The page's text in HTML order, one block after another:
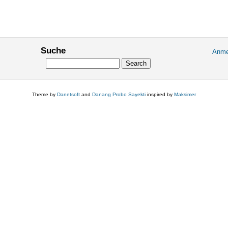
Suche
menu
Theme by Danetsoft and Danang Probo Sayekti inspired by Maksimer